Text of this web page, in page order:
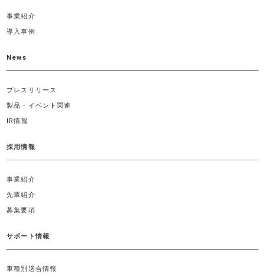
事業紹介
導入事例
News
プレスリリース
製品・イベント関連
IR情報
採用情報
事業紹介
先輩紹介
募集要項
サポート情報
車種別適合情報